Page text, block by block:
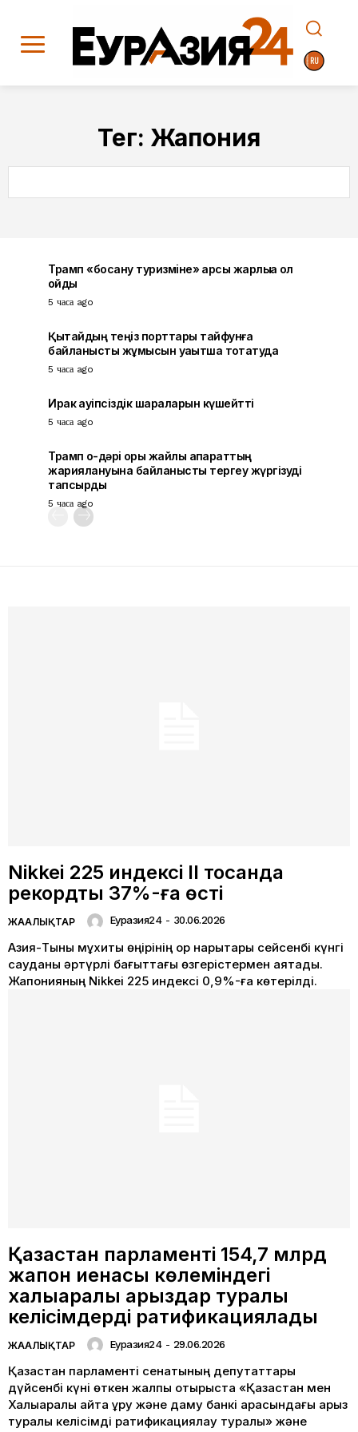
Тег: Жапония
Трамп «босану туризміне» қарсы жарлыққа қол
қойды
5 часа ago
Қытайдың теңіз порттары тайфунға
байланысты жұмысын уақытша тоқтатуда
5 часа ago
Ирак қауіпсіздік шараларын күшейтті
5 часа ago
Трамп оқ-дәрі қоры жайлы ақпараттың
жариялануына байланысты тергеу жүргізуді
тапсырды
5 часа ago
Nikkei 225 индексі II тоқсанда
рекордтық 37%-ға өсті
ЖАҢАЛЫҚТАР Еуразия24 - 30.06.2026
Азия-Тынық мұхиты өңірінің қор нарықтары сейсенбі күнгі
сауданы әртүрлі бағыттағы өзгерістермен аяқтады.
Жапонияның Nikkei 225 индексі 0,9%-ға көтерілді.
Қазақстан парламенті 154,7 млрд
жапон иенасы көлеміндегі
халықаралық қарыздар туралы
келісімдерді ратификациялады
ЖАҢАЛЫҚТАР Еуразия24 - 29.06.2026
Қазақстан парламенті сенатының депутаттары
дүйсенбі күні өткен жалпы отырыста «Қазақстан мен
Халықаралық қайта құру және даму банкі арасындағы қарыз
туралы келісімді ратификациялау туралы» және